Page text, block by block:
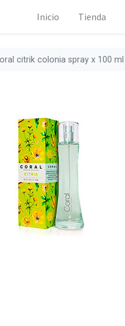
Inicio Tienda
citrik colonia spray x 100 ml